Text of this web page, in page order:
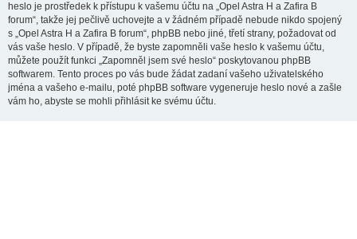
heslo je prostředek k přístupu k vašemu účtu na „Opel Astra H a Zafira B
forum“, takže jej pečlivě uchovejte a v žádném případě nebude nikdo spojený
s „Opel Astra H a Zafira B forum“, phpBB nebo jiné, třetí strany, požadovat od
vás vaše heslo. V případě, že byste zapomněli vaše heslo k vašemu účtu,
můžete použít funkci „Zapomněl jsem své heslo“ poskytovanou phpBB
softwarem. Tento proces po vás bude žádat zadaní vašeho uživatelského
jména a vašeho e-mailu, poté phpBB software vygeneruje heslo nové a zašle
vám ho, abyste se mohli přihlásit ke svému účtu.